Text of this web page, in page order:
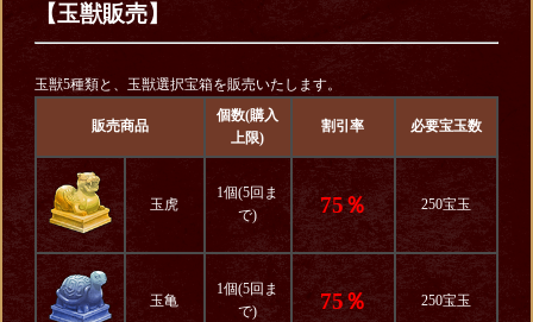
【玉獣販売】
玉獣5種類と、玉獣選択宝箱を販売いたします。
販売商品
個数(購入
上限)
割引率 必要宝玉数
玉虎
1個(5回ま
で)
75％ 250宝玉
玉亀
1個(5回ま
で)
75％ 250宝玉